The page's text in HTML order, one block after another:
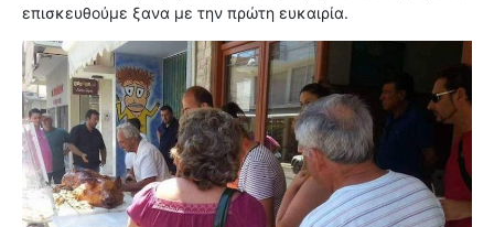
επισκευθούμε ξανα με την πρώτη ευκαιρία.